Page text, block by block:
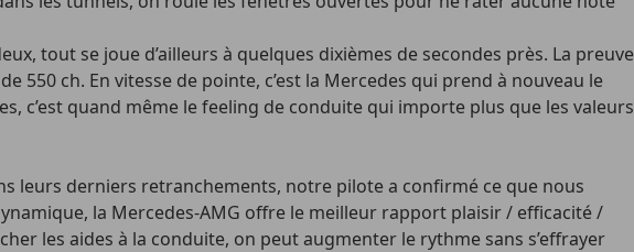
tout se joue d’ailleurs à quelques dixièmes de secondes près. La preuve
550 ch. En vitesse de pointe, c’est la Mercedes qui prend à nouveau le
c’est quand même le feeling de conduite qui importe plus que les valeurs
leurs derniers retranchements, notre pilote a confirmé ce que nous
la Mercedes-AMG offre le meilleur rapport plaisir / efficacité /
les aides à la conduite, on peut augmenter le rythme sans s’effrayer